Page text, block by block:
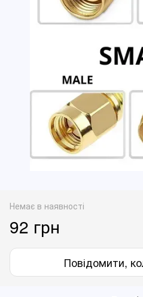
Немає в наявності
92 грн
Повідомити,